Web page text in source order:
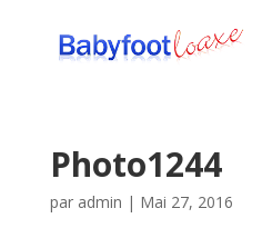
Photo1244
par admin | Mai 27, 2016